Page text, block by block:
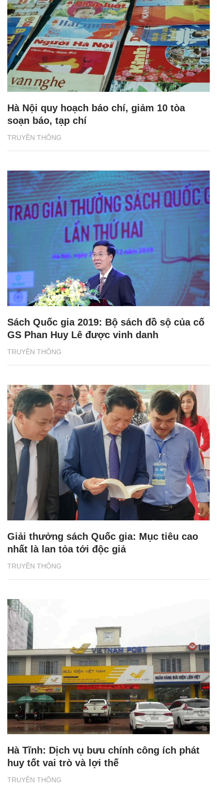
TRUYỀN THÔNG
Hà Nội quy hoạch báo chí, giảm 10 tòa
soạn báo, tạp chí
TRUYỀN THÔNG
Sách Quốc gia 2019: Bộ sách đồ sộ của cố
GS Phan Huy Lê được vinh danh
TRUYỀN THÔNG
Giải thưởng sách Quốc gia: Mục tiêu cao
nhất là lan tỏa tới độc giả
TRUYỀN THÔNG
Hà Tĩnh: Dịch vụ bưu chính công ích phát
huy tốt vai trò và lợi thế